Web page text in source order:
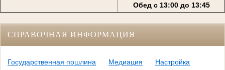
Обед с 13:00 до 13:45
СПРАВОЧНАЯ ИНФОРМАЦИЯ
Государственная пошлина Медиация
Настройка